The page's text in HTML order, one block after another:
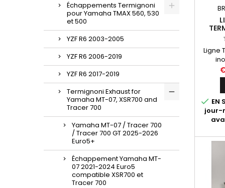
Échappements Termignoni
pour Yamaha TMAX 560, 530
et 500
YZF R6 2003-2005
YZF R6 2006-2019
YZF R6 2017-2019
Termignoni Exhaust for
Yamaha MT-07, XSR700 and
Tracer 700
Yamaha MT-07 / Tracer 700
/ Tracer 700 GT 2025-2026
Euro5+
Échappement Yamaha MT-
07 2021-2024 Euro5
compatible XSR700 et
Tracer 700
Ligne
et
avec
 EN
jour-